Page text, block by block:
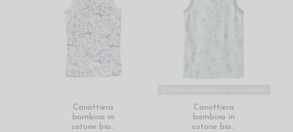
Canottiera
bambino in
cotone bio...
Canottiera
bambino in
cotone bio...